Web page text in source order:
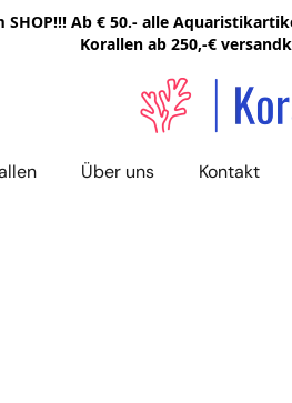
Ab € 50.- alle
Korallen ab 250,-€
Über uns Kontakt